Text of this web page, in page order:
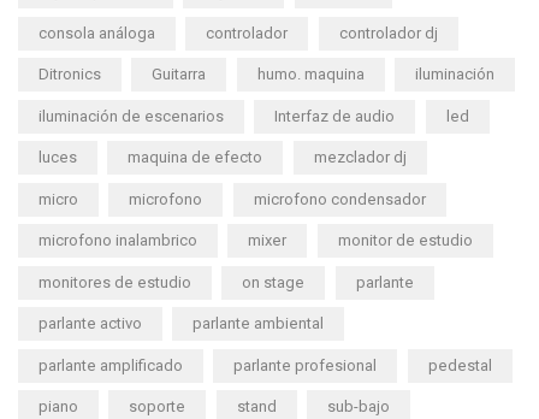
consola análoga controlador controlador dj
Ditronics Guitarra humo. maquina iluminación
iluminación de escenarios Interfaz de audio led
luces maquina de efecto mezclador dj
micro microfono microfono condensador
microfono inalambrico mixer monitor de estudio
monitores de estudio on stage parlante
parlante activo parlante ambiental
parlante amplificado parlante profesional pedestal
piano soporte stand sub-bajo